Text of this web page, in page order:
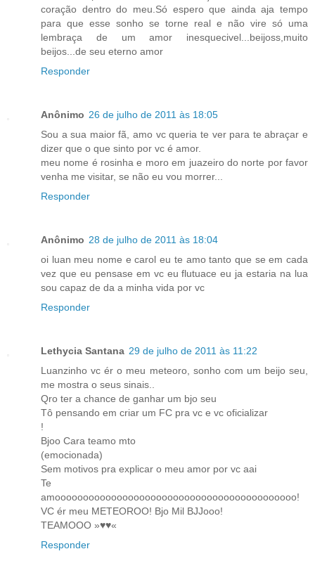
coração dentro do meu.Só espero que ainda aja tempo
para que esse sonho se torne real e não vire só uma
lembraça de um amor inesquecivel...beijoss,muito
beijos...de seu eterno amor
Responder
Anônimo 26 de julho de 2011 às 18:05
Sou a sua maior fã, amo vc queria te ver para te abraçar e
dizer que o que sinto por vc é amor.
meu nome é rosinha e moro em juazeiro do norte por favor
venha me visitar, se não eu vou morrer...
Responder
Anônimo 28 de julho de 2011 às 18:04
oi luan meu nome e carol eu te amo tanto que se em cada
vez que eu pensase em vc eu flutuace eu ja estaria na lua
sou capaz de da a minha vida por vc
Responder
Lethycia Santana 29 de julho de 2011 às 11:22
Luanzinho vc ér o meu meteoro, sonho com um beijo seu,
me mostra o seus sinais..
Qro ter a chance de ganhar um bjo seu
Tô pensando em criar um FC pra vc e vc oficializar
!
Bjoo Cara teamo mto
(emocionada)
Sem motivos pra explicar o meu amor por vc aai
Te
amooooooooooooooooooooooooooooooooooooooooooo!
VC ér meu METEOROO! Bjo Mil BJJooo!
TEAMOOO »♥♥«
Responder